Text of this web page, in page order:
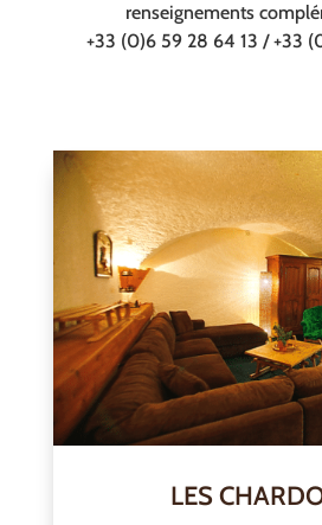
renseignements
+33 (0)6 59 28 64 13 / +33
LES